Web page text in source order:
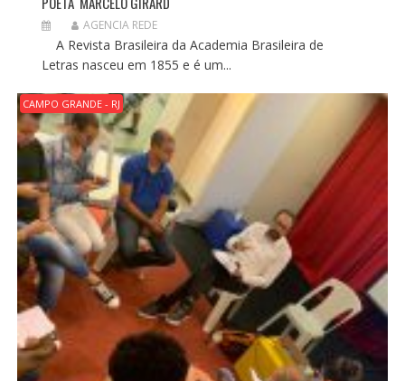
AGENCIA REDE
A Revista Brasileira da Academia Brasileira de
Letras nasceu em 1855 e é um...
CAMPO GRANDE - RJ